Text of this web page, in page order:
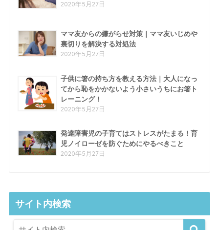
2020年5月27日
ママ友からの嫌がらせ対策｜ママ友いじめや
裏切りを解決する対処法
2020年5月27日
子供に箸の持ち方を教える方法｜大人になっ
てから恥をかかないよう小さいうちにお箸ト
レーニング！
2020年5月27日
発達障害児の子育てはストレスがたまる！育
児ノイローゼを防ぐためにやるべきこと
2020年5月27日
サイト内検索